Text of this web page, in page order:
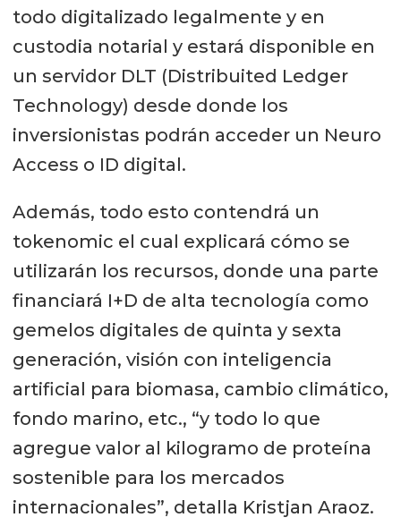
todo digitalizado legalmente y en
custodia notarial y estará disponible en
un servidor DLT (Distribuited Ledger
Technology) desde donde los
inversionistas podrán acceder un Neuro
Access o ID digital.
Además, todo esto contendrá un
tokenomic el cual explicará cómo se
utilizarán los recursos, donde una parte
financiará I+D de alta tecnología como
gemelos digitales de quinta y sexta
generación, visión con inteligencia
artificial para biomasa, cambio climático,
fondo marino, etc., “y todo lo que
agregue valor al kilogramo de proteína
sostenible para los mercados
internacionales”, detalla Kristjan Araoz.